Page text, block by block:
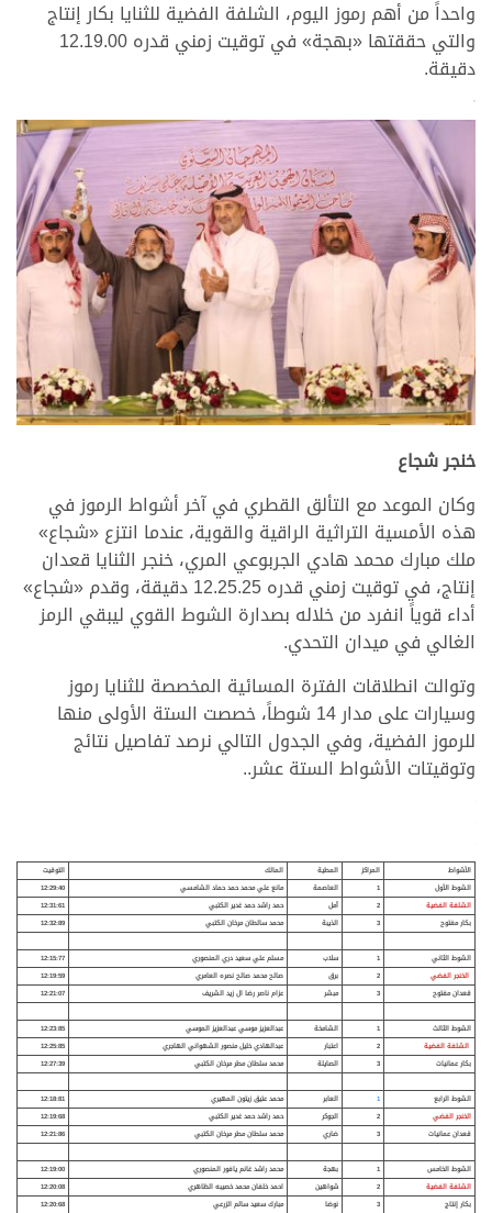
واحداً من أهم رموز اليوم، الشلفة الفضية للثنايا بكار إنتاج
والتي حققتها «بهجة» في توقيت زمني قدره 12.19.00
دقيقة.
>
خنجر شجاع
وكان الموعد مع التألق القطري في آخر أشواط الرموز في
هذه الأمسية التراثية الراقية والقوية، عندما انتزع «شجاع»
ملك مبارك محمد هادي الجربوعي المري، خنجر الثنايا قعدان
إنتاج، في توقيت زمني قدره 12.25.25 دقيقة، وقدم «شجاع»
أداء قوياً انفرد من خلاله بصدارة الشوط القوي ليبقي الرمز
الغالي في ميدان التحدي.
وتوالت انطلاقات الفترة المسائية المخصصة للثنايا رموز
وسيارات على مدار 14 شوطاً، خصصت الستة الأولى منها
للرموز الفضية، وفي الجدول التالي نرصد تفاصيل نتائج
وتوقيتات الأشواط الستة عشر..
الشواط المراكز المطية المالك
التوقيت
الشوط الأول
1 العاصمة مانع علي محمد حمد حماد الشامسي
12:29:40
الشلفة الفضية
2 أمل حمد راشد حمد غدير الكتبي
12:31:61
بكار مفتوح
3 الذيبة محمد سالطان مرخان الكتبي 12:32:89
الشوط الثاني 1 سلاب مسلم علي سعيد دري المنصوري
12:15:77
الخنجر الفضي
2 برق صالح محمد صالح نصره العامري
12:19:59
قعدان مفتوح
3 مبشر عزام ناصر رضا ال زيد الشريف 12:21:07
الشوط الثالث 1 الشامخة عبدالعزيز موسي عبدالعزيز الموسي
12:23:85
الشلفة الفضية
2 اعتبار عبدالهادي خليل منصور الشهواني الهاجري
12:25:85
بكار عمانيات
3 الصايلة محمد سلطان مطر مرخان الكتبي 12:27:39
الشوط الرابع 1 العابر محمد عتيق زيتون المهيري
12:18:81
الخنجر الفضي
2 الجوكر حمد راشد حمد غدير الكتبي
12:19:68
قعدان عمانيات
3 ضاري محمد سلطان مطر مرخان الكتبي 12:21:86
الشوط الخامس 1 بهجة محمد راشد غانم يافور المنصوري
12:19:00
الشلفة الفضية
2 شواهين احمد خلفان محمد خصيبه الظاهري
12:20:08
بكار إنتاج
3 نوضا مبارك سعيد سالم الزرعي 12:20:68